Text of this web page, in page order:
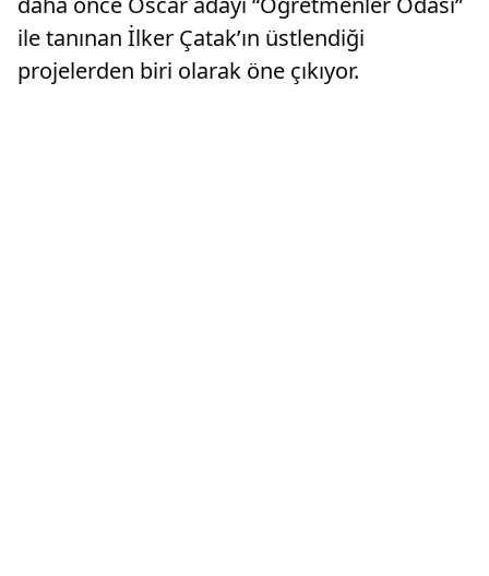
ile tanınan İlker Çatak’ın üstlendiği
projelerden biri olarak öne çıkıyor.